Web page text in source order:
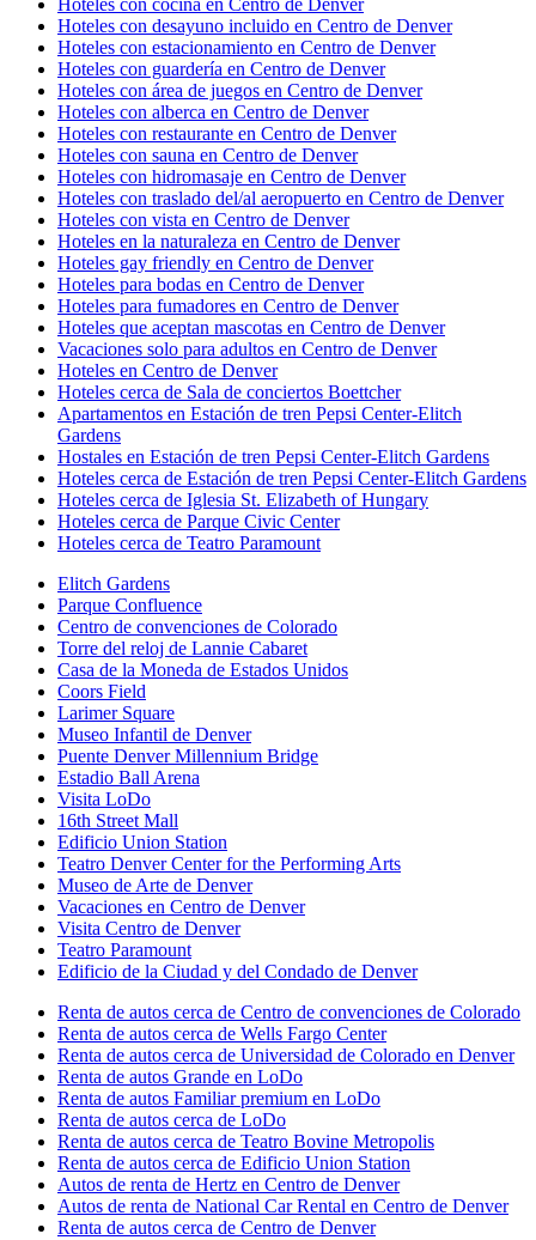
Hoteles con cocina en Centro de Denver
Hoteles con desayuno incluido en Centro de Denver
Hoteles con estacionamiento en Centro de Denver
Hoteles con guardería en Centro de Denver
Hoteles con área de juegos en Centro de Denver
Hoteles con alberca en Centro de Denver
Hoteles con restaurante en Centro de Denver
Hoteles con sauna en Centro de Denver
Hoteles con hidromasaje en Centro de Denver
Hoteles con traslado del/al aeropuerto en Centro de Denver
Hoteles con vista en Centro de Denver
Hoteles en la naturaleza en Centro de Denver
Hoteles gay friendly en Centro de Denver
Hoteles para bodas en Centro de Denver
Hoteles para fumadores en Centro de Denver
Hoteles que aceptan mascotas en Centro de Denver
Vacaciones solo para adultos en Centro de Denver
Hoteles en Centro de Denver
Hoteles cerca de Sala de conciertos Boettcher
Apartamentos en Estación de tren Pepsi Center-Elitch
Gardens
Hostales en Estación de tren Pepsi Center-Elitch Gardens
Hoteles cerca de Estación de tren Pepsi Center-Elitch Gardens
Hoteles cerca de Iglesia St. Elizabeth of Hungary
Hoteles cerca de Parque Civic Center
Hoteles cerca de Teatro Paramount
Elitch Gardens
Parque Confluence
Centro de convenciones de Colorado
Torre del reloj de Lannie Cabaret
Casa de la Moneda de Estados Unidos
Coors Field
Larimer Square
Museo Infantil de Denver
Puente Denver Millennium Bridge
Estadio Ball Arena
Visita LoDo
16th Street Mall
Edificio Union Station
Teatro Denver Center for the Performing Arts
Museo de Arte de Denver
Vacaciones en Centro de Denver
Visita Centro de Denver
Teatro Paramount
Edificio de la Ciudad y del Condado de Denver
Renta de autos cerca de Centro de convenciones de Colorado
Renta de autos cerca de Wells Fargo Center
Renta de autos cerca de Universidad de Colorado en Denver
Renta de autos Grande en LoDo
Renta de autos Familiar premium en LoDo
Renta de autos cerca de LoDo
Renta de autos cerca de Teatro Bovine Metropolis
Renta de autos cerca de Edificio Union Station
Autos de renta de Hertz en Centro de Denver
Autos de renta de National Car Rental en Centro de Denver
Renta de autos cerca de Centro de Denver